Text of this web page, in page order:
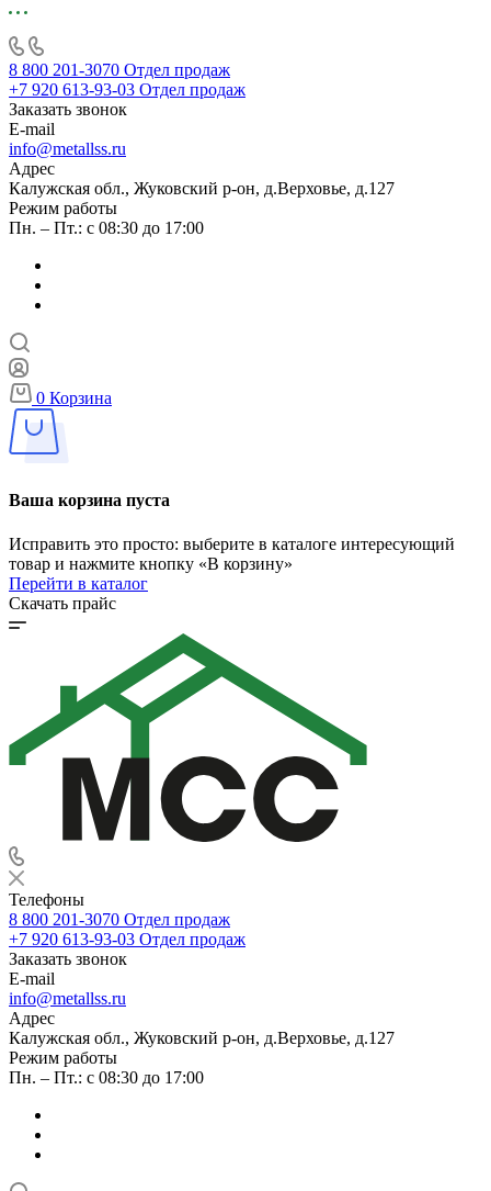
8 800 201-3070 Отдел продаж
+7 920 613-93-03 Отдел продаж
Заказать звонок
E-mail
info@metallss.ru
Адрес
Калужская обл., Жуковский р-он, д.Верховье, д.127
Режим работы
Пн. – Пт.: с 08:30 до 17:00
0 Корзина
Ваша корзина пуста
Исправить это просто: выберите в каталоге интересующий
товар и нажмите кнопку «В корзину»
Перейти в каталог
Скачать прайс
Телефоны
8 800 201-3070 Отдел продаж
+7 920 613-93-03 Отдел продаж
Заказать звонок
E-mail
info@metallss.ru
Адрес
Калужская обл., Жуковский р-он, д.Верховье, д.127
Режим работы
Пн. – Пт.: с 08:30 до 17:00